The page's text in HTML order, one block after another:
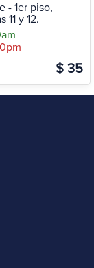
- 1er piso,
11 y 12.
$ 35